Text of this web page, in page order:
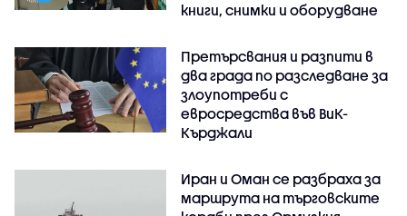
книги, снимки и оборудване
Претърсвания и разпити в
два града по разследване за
злоупотреби с
евросредства във ВиК-
Кърджали
Иран и Оман се разбраха за
маршрута на търговските